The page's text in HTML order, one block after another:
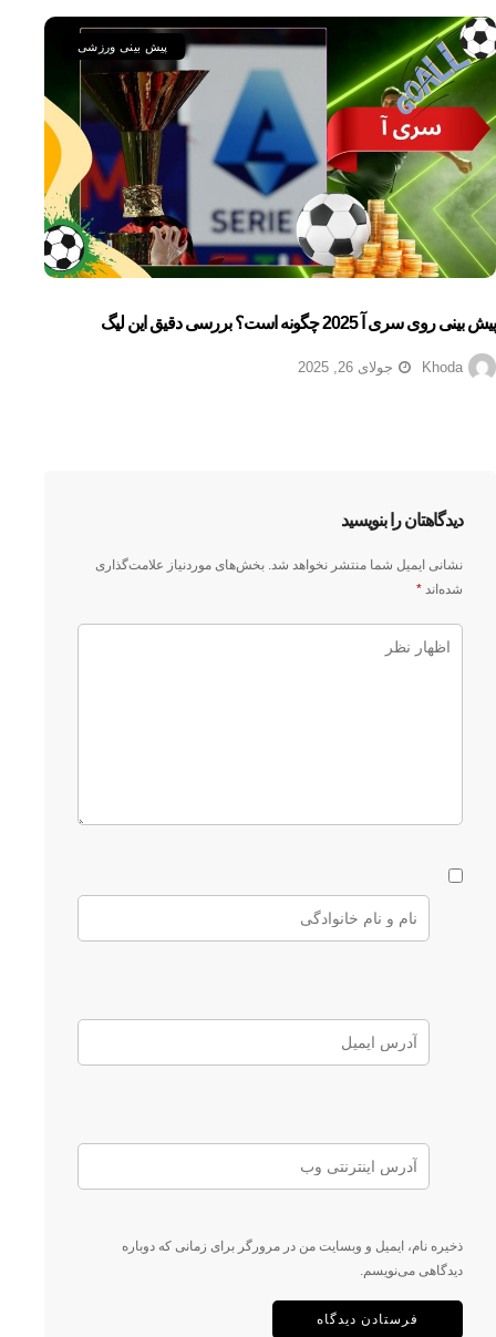
پیش بینی ورزشی
پیش بینی روی سری آ 2025 چگونه است؟ بررسی دقیق این لیگ
Khoda جولای 26, 2025
دیدگاهتان را بنویسید
نشانی ایمیل شما منتشر نخواهد شد. بخش‌های موردنیاز علامت‌گذاری
شده‌اند *
ذخیره نام، ایمیل و وبسایت من در مرورگر برای زمانی که دوباره
دیدگاهی می‌نویسم.